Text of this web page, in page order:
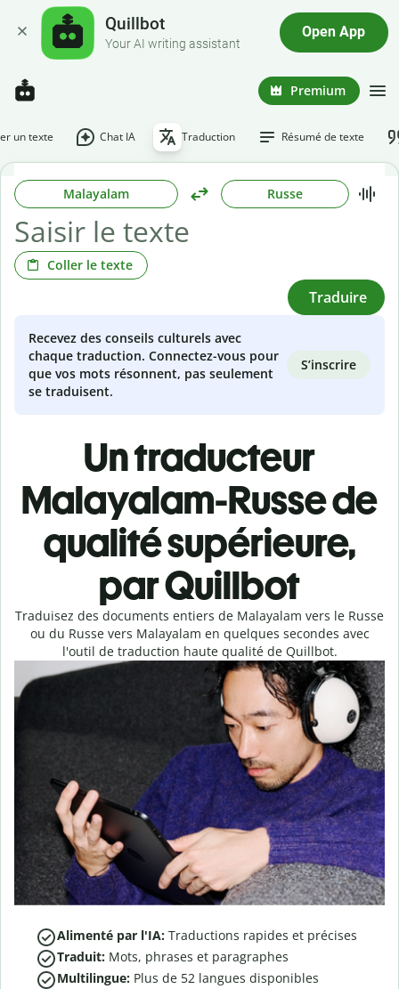
Quillbot
Your AI writing assistant
Open App
Premium
un texte Chat IA Traduction Résumé de texte
Malayalam Russe
Coller le texte
Traduire
Recevez des conseils culturels avec
chaque traduction. Connectez-vous pour
que vos mots résonnent, pas seulement
se traduisent.
S’inscrire
Un traducteur
Malayalam-Russe de
qualité supérieure,
par Quillbot
Traduisez des documents entiers de Malayalam vers le Russe
ou du Russe vers Malayalam en quelques secondes avec
l'outil de traduction haute qualité de Quillbot.
Alimenté par l'IA: Traductions rapides et précises
Traduit: Mots, phrases et paragraphes
Multilingue: Plus de 52 langues disponibles